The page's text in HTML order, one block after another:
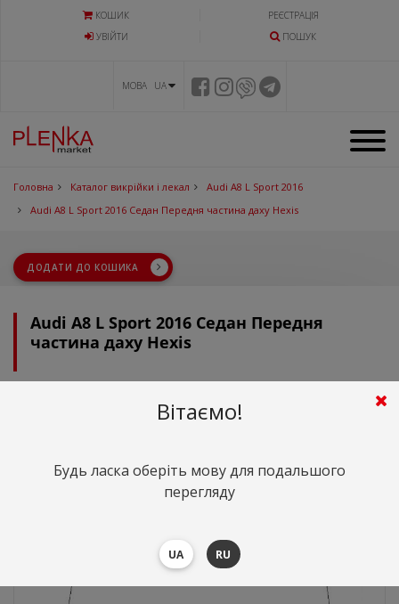
КОШИК
РЕЄСТРАЦІЯ
УВIЙТИ
ПОШУК
МОВА UA
Головна Каталог викрійки і лекал
Audi A8 L Sport 2016
Audi A8 L Sport 2016 Седан Передня частина даху Hexis
ДОДАТИ ДО КОШИКА
Audi A8 L Sport 2016 Седан Передня
частина даху Hexis
грн.
Вітаємо!
Будь ласка оберіть мову для подальшого
перегляду
UA RU